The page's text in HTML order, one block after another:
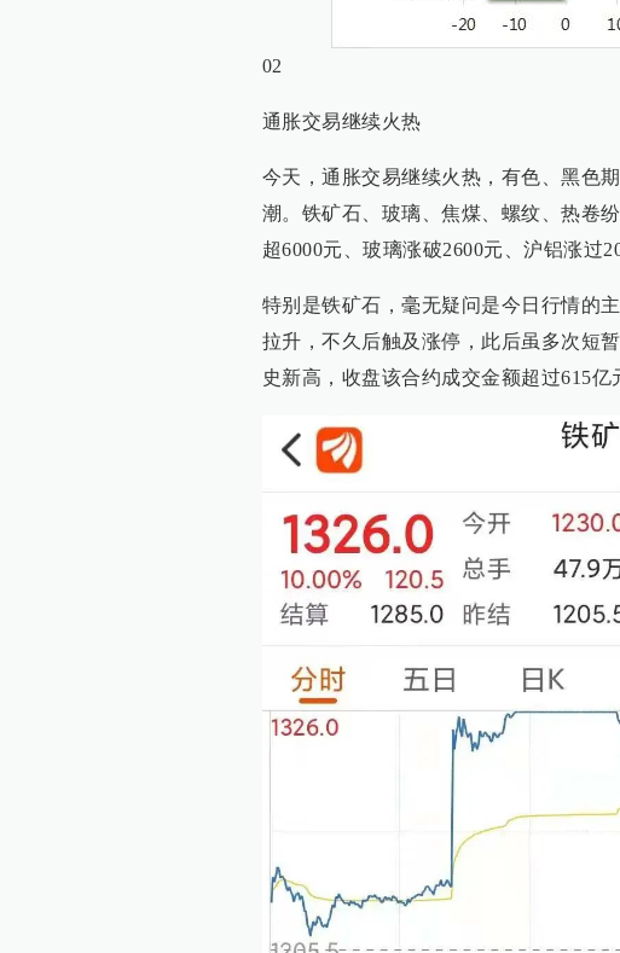
02
通胀交易继续火热
今天，通胀交易继续火热，有色、黑色
潮。铁矿石、玻璃、焦煤、螺纹、热卷
超6000元、玻璃涨破2600元、沪铝涨
特别是铁矿石，毫无疑问是今日行情的
拉升，不久后触及涨停，此后虽多次短
史新高，收盘该合约成交金额超过615亿